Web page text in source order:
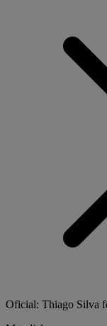
Oficial: Thiago Silva